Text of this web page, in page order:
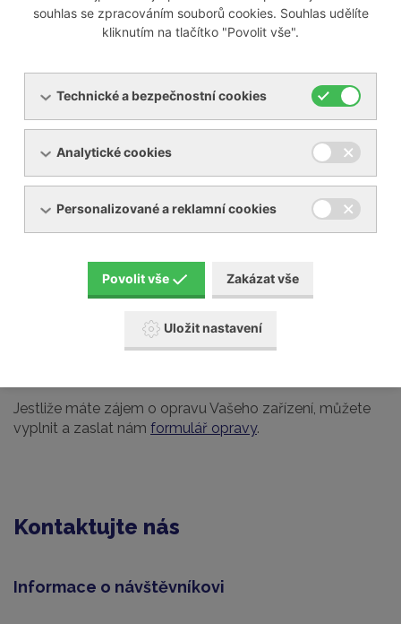
Odborně servisujeme i většinu zařízení jiných výrobců na
trhu, mezi které patří například:
Elmo Rietschle
Nash Elmo
Aerzen
Gardner Denver
Naši servisní technici absolvují pravidelné školení u
výrobců, které na našem území zastupujeme.
Posunujeme tak naši servisní činnost a služby
Jestliže máte zájem o opravu Vašeho zařízení, můžete
vyplnit a zaslat nám formulář opravy.
Kontaktujte nás
Informace o návštěvníkovi
souhlas se zpracováním souborů cookies. Souhlas udělíte
kliknutím na tlačítko "Povolit vše".
Technické a bezpečnostní cookies
Analytické cookies
Personalizované a reklamní cookies
Povolit vše Zakázat vše
Uložit nastavení